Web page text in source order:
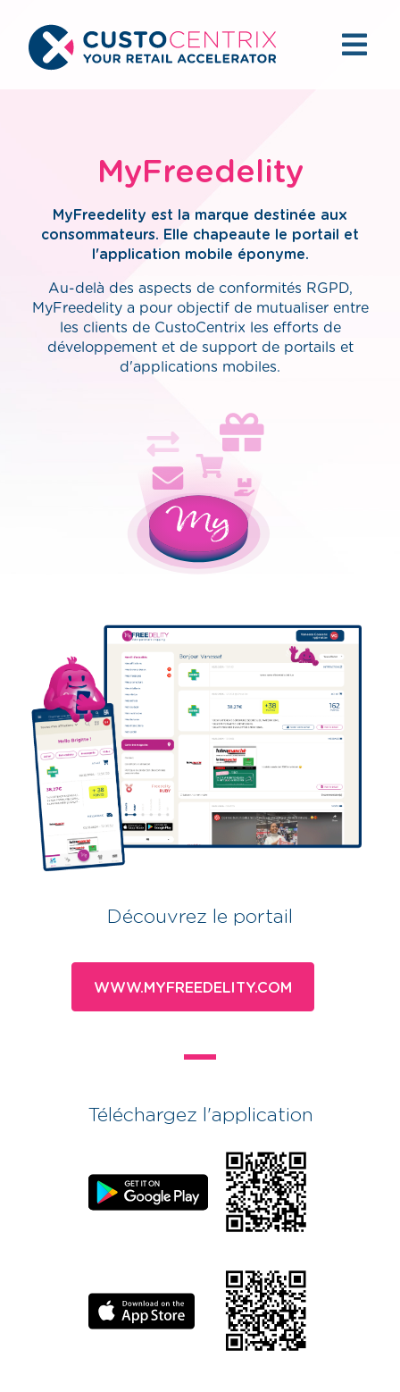
MyFreedelity
MyFreedelity est la marque destinée aux
consommateurs. Elle chapeaute le portail et
l'application mobile éponyme.
Au-delà des aspects de conformités RGPD,
MyFreedelity a pour objectif de mutualiser entre
les clients de CustoCentrix les efforts de
développement et de support de portails et
d'applications mobiles.
Découvrez le portail
WWW.MYFREEDELITY.COM
Téléchargez l'application